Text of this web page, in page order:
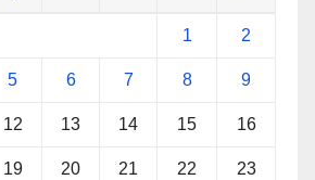
1 2
5 6 7 8 9
12 13 14 15 16
19 20 21 22 23